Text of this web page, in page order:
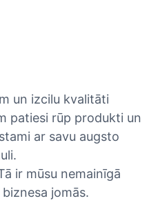
un izcilu kvalitāti
patiesi rūp produkti un
ar savu augsto
ir mūsu nemainīgā
jomās.